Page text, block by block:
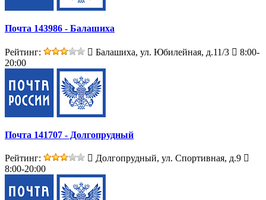
Почта 143986 - Балашиха
Рейтинг: Балашиха, ул. Юбилейная, д.11/3
8:00-
20:00
Почта 141707 - Долгопрудный
Рейтинг:
Долгопрудный, ул. Спортивная, д.9
8:00-20:00